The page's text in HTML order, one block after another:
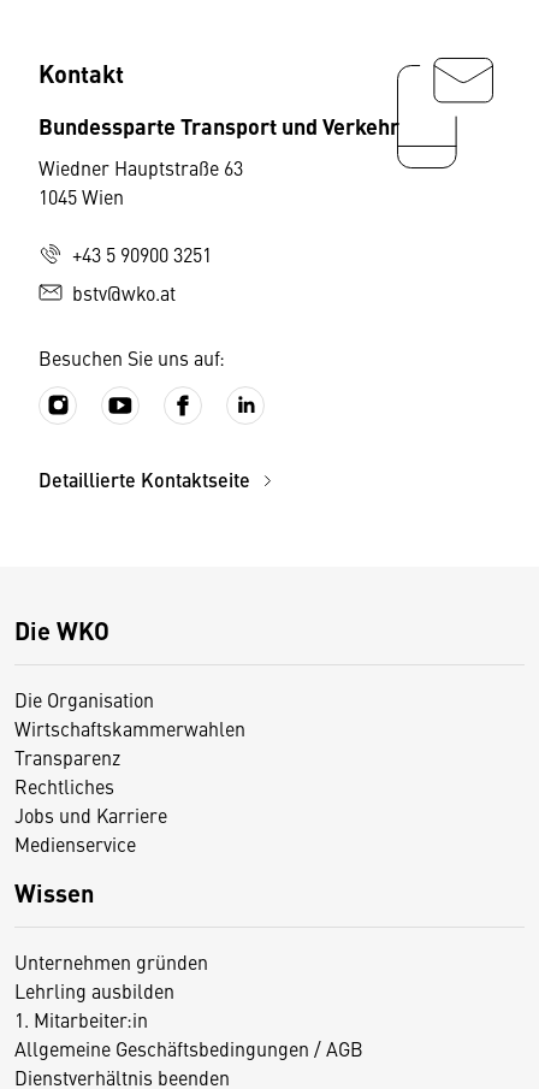
Kontakt
Bundessparte Transport und Verkehr
Wiedner Hauptstraße 63
1045 Wien
+43 5 90900 3251
bstv@wko.at
Besuchen Sie uns auf:
Detaillierte Kontaktseite
Die WKO
Die Organisation
Wirtschaftskammerwahlen
Transparenz
Rechtliches
Jobs und Karriere
Medienservice
Wissen
Unternehmen gründen
Lehrling ausbilden
1. Mitarbeiter:in
Allgemeine Geschäftsbedingungen / AGB
Dienstverhältnis beenden